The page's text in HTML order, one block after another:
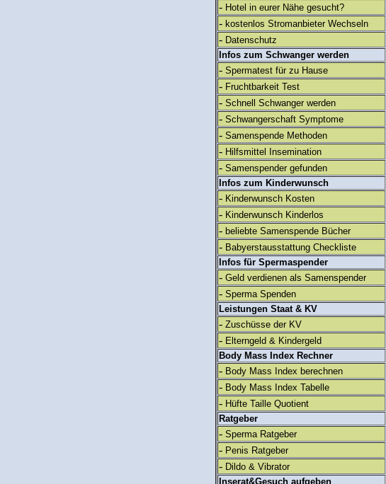
- Hotel in eurer Nähe gesucht?
- kostenlos Stromanbieter Wechseln
- Datenschutz
Infos zum Schwanger werden
- Spermatest für zu Hause
- Fruchtbarkeit Test
- Schnell Schwanger werden
- Schwangerschaft Symptome
- Samenspende Methoden
- Hilfsmittel Insemination
- Samenspender gefunden
Infos zum Kinderwunsch
- Kinderwunsch Kosten
- Kinderwunsch Kinderlos
- beliebte Samenspende Bücher
- Babyerstausstattung Checkliste
Infos für Spermaspender
- Geld verdienen als Samenspender
- Sperma Spenden
Leistungen Staat & KV
- Zuschüsse der KV
- Elterngeld & Kindergeld
Body Mass Index Rechner
- Body Mass Index berechnen
- Body Mass Index Tabelle
- Hüfte Taille Quotient
Ratgeber
- Sperma Ratgeber
- Penis Ratgeber
- Dildo & Vibrator
Inserat&Gesuch aufgeben